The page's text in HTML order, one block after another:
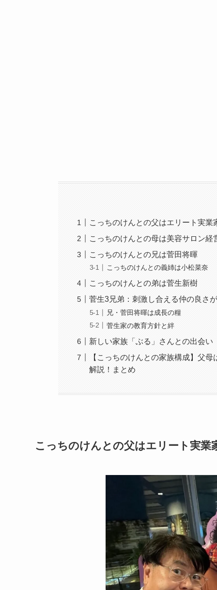
こっちのけんとの父はエリート実業
こっちのけんとの母は美容サロン経
こっちのけんとの兄は菅田将暉
こっちのけんとの義姉は小松菜奈
こっちのけんとの弟は菅生新樹
菅生3兄弟：刺激し合える仲の良さ
兄・菅田将暉は成長の糧
菅生家の教育方針と絆
新しい家族「ぶる」さんとの出会い
【こっちのけんとの家族構成】父
解説！まとめ
こっちのけんとの父はエリート実業